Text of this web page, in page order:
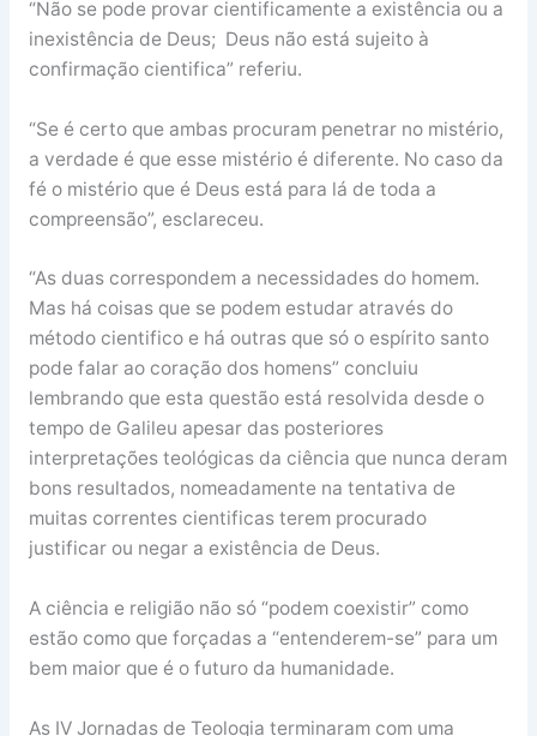
“Não se pode provar cientificamente a existência ou a
inexistência de Deus; Deus não está sujeito à
confirmação cientifica” referiu.
“Se é certo que ambas procuram penetrar no mistério,
a verdade é que esse mistério é diferente. No caso da
fé o mistério que é Deus está para lá de toda a
compreensão”, esclareceu.
“As duas correspondem a necessidades do homem.
Mas há coisas que se podem estudar através do
método cientifico e há outras que só o espírito santo
pode falar ao coração dos homens” concluiu
lembrando que esta questão está resolvida desde o
tempo de Galileu apesar das posteriores
interpretações teológicas da ciência que nunca deram
bons resultados, nomeadamente na tentativa de
muitas correntes cientificas terem procurado
justificar ou negar a existência de Deus.
A ciência e religião não só “podem coexistir” como
estão como que forçadas a “entenderem-se” para um
bem maior que é o futuro da humanidade.
As IV Jornadas de Teologia terminaram com uma